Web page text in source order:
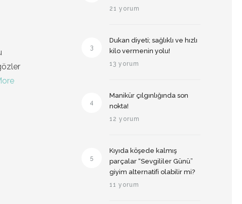
21 yorum
3
Dukan diyeti; sağlıklı ve hızlı
kilo vermenin yolu!
13 yorum
4
Manikür çılgınlığında son
nokta!
12 yorum
5
Kıyıda köşede kalmış
parçalar “Sevgililer Günü”
giyim alternatifi olabilir mi?
11 yorum